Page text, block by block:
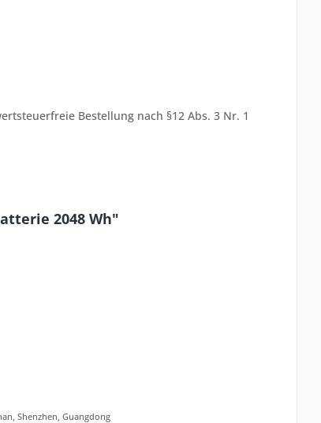
Bestellung nach §12 Abs. 3 Nr. 1
2048 Wh"
Shenzhen, Guangdong